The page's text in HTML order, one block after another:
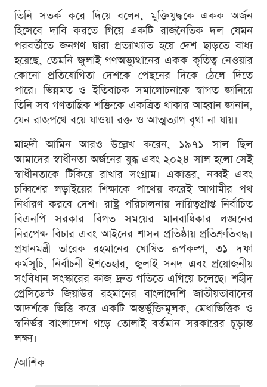
তিনি সতর্ক করে দিয়ে বলেন, মুক্তিযুদ্ধকে একক অর্জন
হিসেবে দাবি করতে গিয়ে একটি রাজনৈতিক দল যেমন
পরবর্তীতে জনগণ দ্বারা প্রত্যাখ্যাত হয়ে দেশ ছাড়তে বাধ্য
হয়েছে, তেমনি জুলাই গণঅভ্যুত্থানের একক কৃতিত্ব নেওয়ার
কোনো প্রতিযোগিতা দেশকে পেছনের দিকে ঠেলে দিতে
পারে। ভিন্নমত ও ইতিবাচক সমালোচনাকে স্বাগত জানিয়ে
তিনি সব গণতান্ত্রিক শক্তিকে একত্রিত থাকার আহ্বান জানান,
যেন রাজপথে বয়ে যাওয়া রক্ত ও আত্মত্যাগ বৃথা না যায়।
মাহদী আমিন আরও উল্লেখ করেন, ১৯৭১ সাল ছিল
আমাদের স্বাধীনতা অর্জনের যুদ্ধ এবং ২০২৪ সাল হলো সেই
স্বাধীনতাকে টিকিয়ে রাখার সংগ্রাম। একাত্তর, নব্বই এবং
চব্বিশের লড়াইয়ের শিক্ষাকে পাথেয় করেই আগামীর পথ
নির্ধারণ করবে দেশ। রাষ্ট্র পরিচালনায় দায়িত্বপ্রাপ্ত নির্বাচিত
বিএনপি সরকার বিগত সময়ের মানবাধিকার লঙ্ঘনের
নিরপেক্ষ বিচার এবং আইনের শাসন প্রতিষ্ঠায় প্রতিশ্রুতিবদ্ধ।
প্রধানমন্ত্রী তারেক রহমানের ঘোষিত রূপকল্প, ৩১ দফা
কর্মসূচি, নির্বাচনী ইশতেহার, জুলাই সনদ এবং প্রয়োজনীয়
সংবিধান সংস্কারের কাজ দ্রুত গতিতে এগিয়ে চলেছে। শহীদ
প্রেসিডেন্ট জিয়াউর রহমানের বাংলাদেশি জাতীয়তাবাদের
আদর্শকে ভিত্তি করে একটি অন্তর্ভুক্তিমূলক, মেধাভিত্তিক ও
স্বনির্ভর বাংলাদেশ গড়ে তোলাই বর্তমান সরকারের চূড়ান্ত
লক্ষ্য।
/আশিক